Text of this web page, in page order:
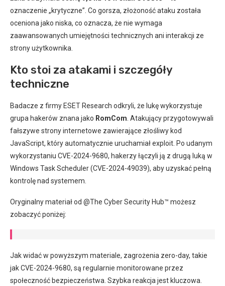
oznaczenie „krytyczne”. Co gorsza, złożoność ataku została
oceniona jako niska, co oznacza, że nie wymaga
zaawansowanych umiejętności technicznych ani interakcji ze
strony użytkownika.
Kto stoi za atakami i szczegóły
techniczne
Badacze z firmy ESET Research odkryli, że lukę wykorzystuje
grupa hakerów znana jako RomCom . Atakujący przygotowywali
fałszywe strony internetowe zawierające złośliwy kod
JavaScript, który automatycznie uruchamiał exploit. Po udanym
wykorzystaniu CVE-2024-9680, hakerzy łączyli ją z drugą luką w
Windows Task Scheduler (CVE-2024-49039), aby uzyskać pełną
kontrolę nad systemem.
Oryginalny materiał od @The Cyber Security Hub™ możesz
zobaczyć poniżej:
Jak widać w powyższym materiale, zagrożenia zero-day, takie
jak CVE-2024-9680, są regularnie monitorowane przez
społeczność bezpieczeństwa. Szybka reakcja jest kluczowa.